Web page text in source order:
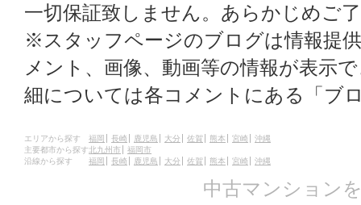
一切保証致しません。あらかじめご
※スタッフページのブログは情報提
メント、画像、動画等の情報が表示
細については各コメントにある「ブ
エリアから探す 福岡 長崎 鹿児島 大分 佐賀 熊本 宮崎
沖縄
主要都市から探す北九州市
福岡市
沿線から探す
福岡 長崎 鹿児島 大分 佐賀 熊本 宮崎 沖縄
中古マンション